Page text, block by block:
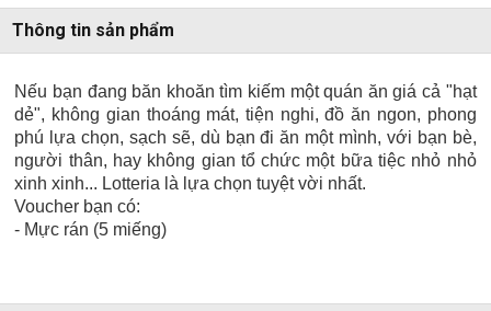
Thông tin sản phẩm
Nếu bạn đang băn khoăn tìm kiếm một quán ăn giá cả "hạt
dẻ", không gian thoáng mát, tiện nghi, đồ ăn ngon, phong
phú lựa chọn, sạch sẽ, dù bạn đi ăn một mình, với bạn bè,
người thân, hay không gian tổ chức một bữa tiệc nhỏ nhỏ
xinh xinh... Lotteria là lựa chọn tuyệt vời nhất.
Voucher bạn có:
- Mực rán (5 miếng)